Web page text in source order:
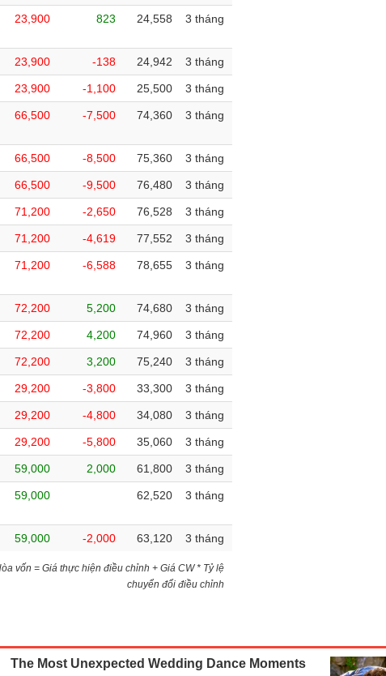
23,900 823 24,558 3 tháng
23,900 -138 24,942 3 tháng
23,900 -1,100 25,500 3 tháng
66,500 -7,500 74,360 3 tháng
66,500 -8,500 75,360 3 tháng
66,500 -9,500 76,480 3 tháng
71,200 -2,650 76,528 3 tháng
71,200 -4,619 77,552 3 tháng
71,200 -6,588 78,655 3 tháng
72,200 5,200 74,680 3 tháng
72,200 4,200 74,960 3 tháng
72,200 3,200 75,240 3 tháng
29,200 -3,800 33,300 3 tháng
29,200 -4,800 34,080 3 tháng
29,200 -5,800 35,060 3 tháng
59,000 2,000 61,800 3 tháng
59,000 62,520 3 tháng
59,000 -2,000 63,120 3 tháng
vốn = Giá thực hiện điều chỉnh + Giá CW * Tỷ lệ
chuyển đổi điều chỉnh